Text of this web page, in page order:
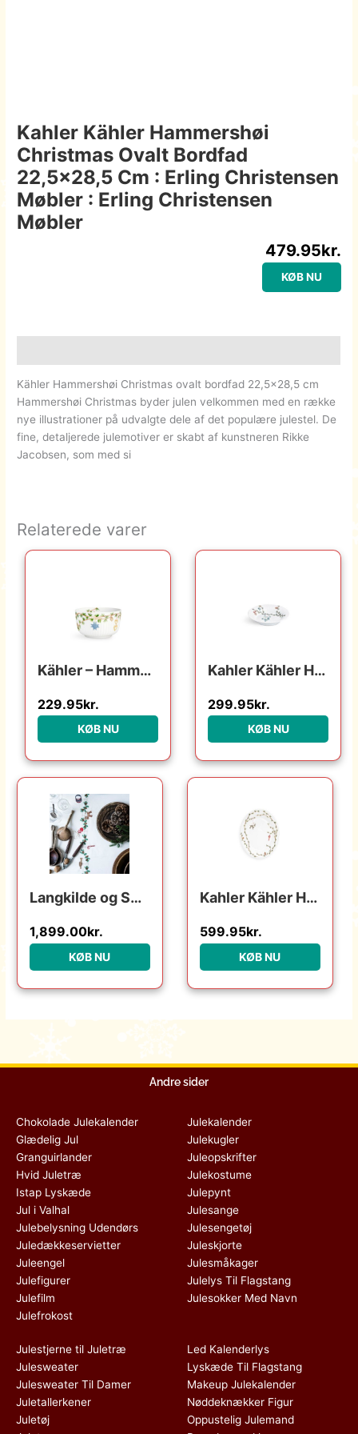
Kahler Kähler Hammershøi
Christmas Ovalt Bordfad
22,5×28,5 Cm : Erling Christensen
Møbler : Erling Christensen
Møbler
479.95kr.
KØB NU
Kähler Hammershøi Christmas ovalt bordfad 22,5×28,5 cm
Hammershøi Christmas byder julen velkommen med en række
nye illustrationer på udvalgte dele af det populære julestel. De
fine, detaljerede julemotiver er skabt af kunstneren Rikke
Jacobsen, som med si
Relaterede varer
Kähler – Hammershøi Christmas Juleskål Ø12 cm hvid
229.95kr.
KØB NU
Kahler Kähler Hammershøi Christmas – Dyb Tallerken – Ø21 cm. : Erling Christensen Møbler : Erling Christensen Møbler
299.95kr.
KØB NU
Langkilde og Søn Langkilde & Søn – Juledug med broderi – 140 x 340 cm. : Erling Christensen Møbler : Erling Christensen Møbler
1,899.00kr.
KØB NU
Kahler Kähler Hammershøi Christmas ovalt bordfad 27×34 cm : Erling Christensen Møbler : Erling Christensen Møbler
599.95kr.
KØB NU
Andre sider
Chokolade Julekalender
Glædelig Jul
Granguirlander
Hvid Juletræ
Istap Lyskæde
Jul i Valhal
Julebelysning Udendørs
Juledækkeservietter
Juleengel
Julefigurer
Julefilm
Julefrokost
Julekalender
Julekugler
Juleopskrifter
Julekostume
Julepynt
Julesange
Julesengetøj
Juleskjorte
Julesmåkager
Julelys Til Flagstang
Julesokker Med Navn
Julestjerne til Juletræ
Julesweater
Julesweater Til Damer
Juletallerkener
Juletøj
Led Kalenderlys
Lyskæde Til Flagstang
Makeup Julekalender
Nøddeknækker Figur
Oppustelig Julemand